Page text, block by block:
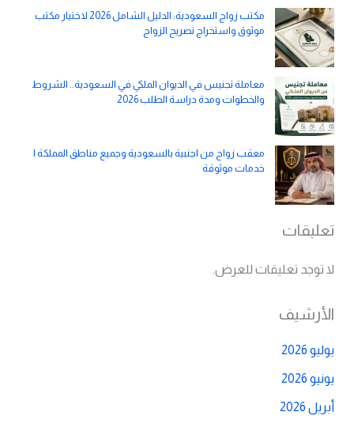
مكتب زواج السعودية: الدليل الشامل 2026 لاختيار مكتب
موثوق واستخراج تصريح الزواج
معاملة تجنيس في الديوان الملكي في السعودية.. الشروط
والخطوات ومدة دراسة الطلب 2026
معقب زواج من اجنبية بالسعودية وجميع مناطق المملكة |
خدمات موثوقة
تعليقات
لا توجد تعليقات للعرض.
الأرشيف
يوليو 2026
يونيو 2026
أبريل 2026